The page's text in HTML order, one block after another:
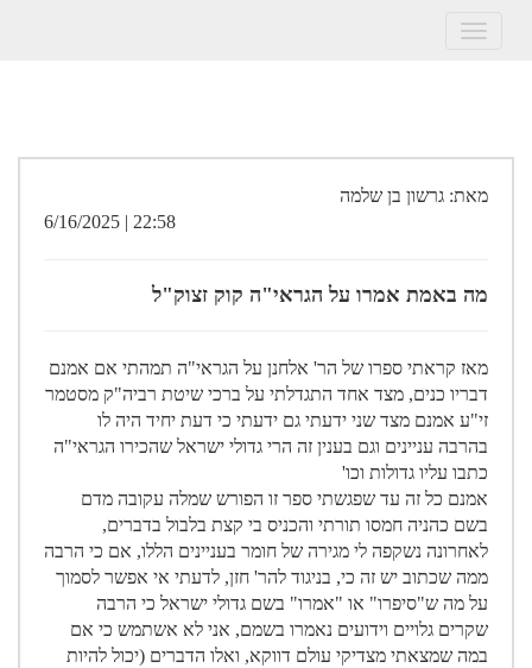
Toggle
מאת: גרשון בן שלמה
22:58 | 6/16/2025
מה באמת אמרו על הגראי"ה קוק זצוק"ל
מאז קראתי ספרו של הר' אלחנן על הגראי"ה תמהתי אם אמנם
דבריו כנים, מצד אחד התגדלתי על ברכי שיטת רביה"ק מסטמר
זי"ע אמנם מצד שני ידעתי גם ידעתי כי דעת יחיד היה לו
בהרבה עניינים וגם בענין זה הרי גדולי ישראל שהכירו הגראי"ה
כתבו עליו גדולות וכו'
אמנם כל זה עד שפגשתי ספר זו הפורש שמלה עקובה מדם
בשם כהניה חמסו תורתי והכניס בי קצת בלבול בדברים,
לאחרונה נשקפה לי מגירה של חומר בעניינים הללו, אם כי הרבה
ממה שכתוב יש זה כי, בניגוד להר' חזן, לדעתי אי אפשר לסמוך
על מה ש"סיפרו" או "אמרו" בשם גדולי ישראל כי הרבה
שקרים גלויים וידועים נאמרו בשמם, אני לא אשתמש כי אם
במה שמצאתי מצדיקי עולם דווקא, ואלו הדברים (יכול להיות